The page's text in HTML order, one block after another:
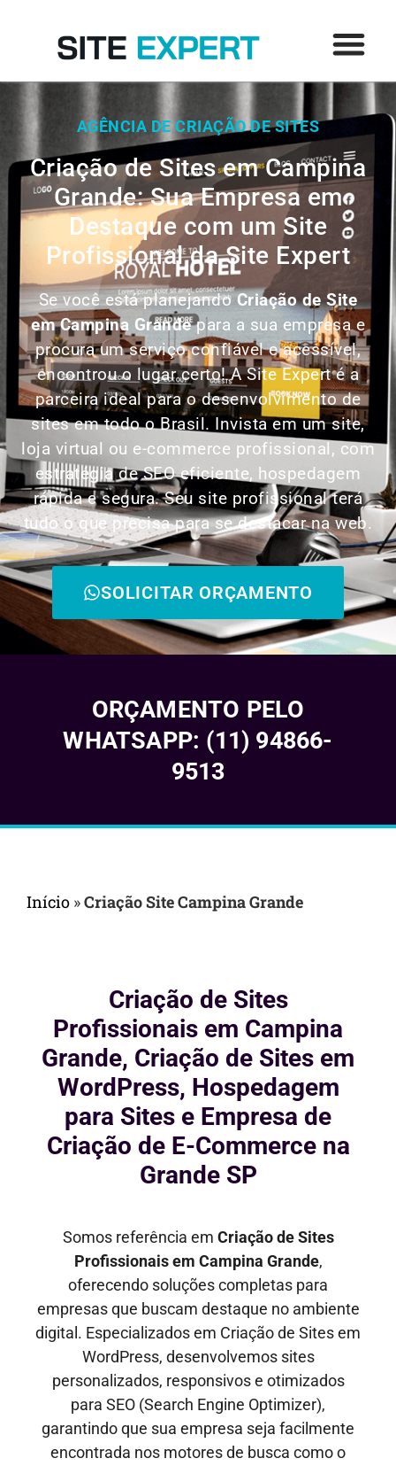
AGÊNCIA DE CRIAÇÃO DE SITES
Criação de Sites em Campina
Grande: Sua Empresa em
Destaque com um Site
Profissional da Site Expert
Se você está planejandoCriação de Site
emCampina Grandepara a sua empresa e
procura um serviço confiável e acessível,
encontrou o lugar certo! A Site Expert é a
parceira ideal para o desenvolvimento de
sites em todo o Brasil. Invista em um site,
loja virtual ou e-commerce profissional, com
estratégia de SEO eficiente, hospedagem
rápida e segura. Seu site profissional terá
tudo o que precisa para se destacar na web.
SOLICITAR ORÇAMENTO
ORÇAMENTO PELO
WHATSAPP: (11) 94866-
9513
Início »Criação Site Campina Grande
Criação de Sites
Profissionais em Campina
Grande, Criação de Sites em
WordPress, Hospedagem
para Sites e Empresa de
Criação de E-Commerce na
Grande SP
Somos referência em Criação de Sites
Profissionais em Campina Grande,
oferecendo soluções completas para
empresas que buscam destaque no ambiente
digital. Especializados em Criação de Sites em
WordPress, desenvolvemos sites
personalizados, responsivos e otimizados
para SEO (Search Engine Optimizer),
garantindo que sua empresa seja facilmente
encontrada nos motores de busca como o